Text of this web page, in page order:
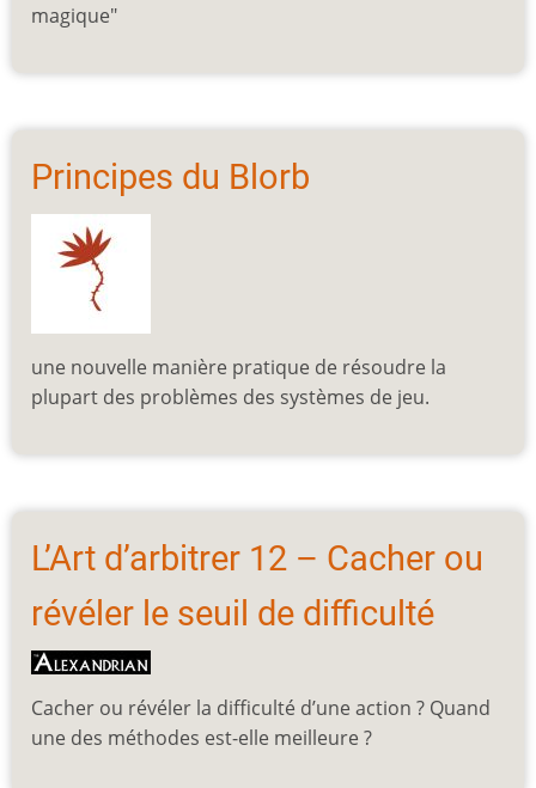
magique"
Principes du Blorb
une nouvelle manière pratique de résoudre la
plupart des problèmes des systèmes de jeu.
L’Art d’arbitrer 12 – Cacher ou
révéler le seuil de difficulté
Cacher ou révéler la difficulté d’une action ? Quand
une des méthodes est-elle meilleure ?